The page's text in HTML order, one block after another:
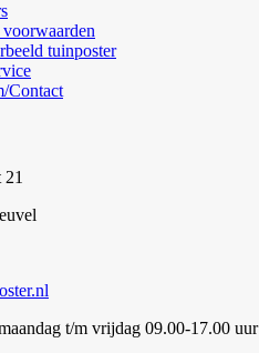
tuinposter
Contact
t/m vrijdag 09.00-17.00 uur